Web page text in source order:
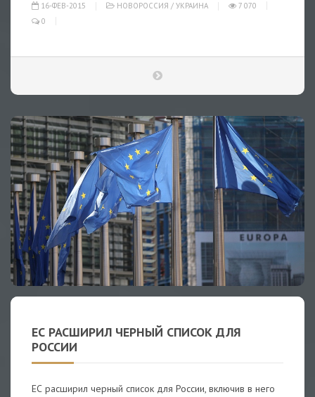
16-ФЕВ-2015 НОВОРОССИЯ / УКРАИНА
7 070
0
ЕС РАСШИРИЛ ЧЕРНЫЙ СПИСОК ДЛЯ
РОССИИ
ЕС расширил черный список для России, включив в него